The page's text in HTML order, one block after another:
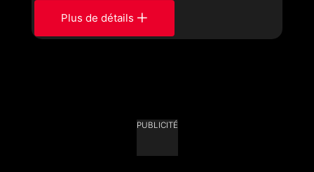
Plus de détails
PUBLICITÉ